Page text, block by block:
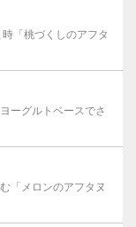
「桃づくしのアフタ
ーグルトベースでさ
「メロンのアフタヌ